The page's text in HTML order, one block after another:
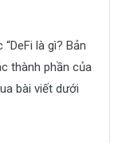
là gì? Bản
thành phần của
bài viết dưới